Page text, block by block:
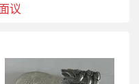
议